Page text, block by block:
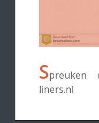
Spreuken
liners.nl